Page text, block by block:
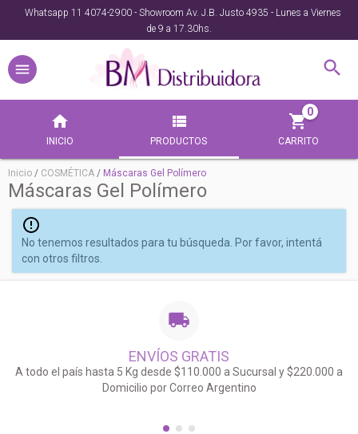
Whatsapp 11 4074-2900 - Showroom Av. J.B. Justo 4935 - Lunes a Viernes
de 9 a 17.30hs.
INICIO PRODUCTOS CARRITO
0
Inicio / COSMÉTICA / Máscaras Gel Polímero
Máscaras Gel Polímero
No tenemos resultados para tu búsqueda. Por favor, intentá
con otros filtros.
ENVÍOS GRATIS
A todo el país hasta 5 Kg desde $110.000 a Sucursal y $220.000 a
Domicilio por Correo Argentino